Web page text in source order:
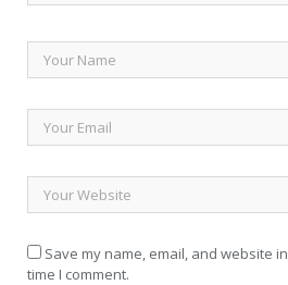
Save my name, email, and website
time I comment.